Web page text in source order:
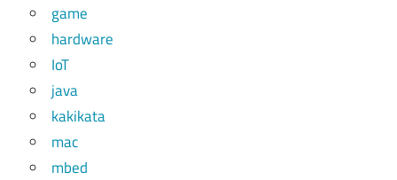
game
hardware
IoT
java
kakikata
mac
mbed